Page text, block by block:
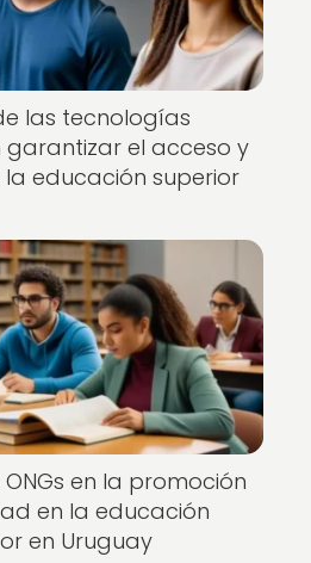
las tecnologías
garantizar el acceso y
educación superior
en la promoción
en la educación
en Uruguay